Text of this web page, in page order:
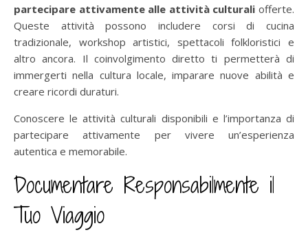
partecipare attivamente alle attività culturali offerte.
Queste attività possono includere corsi di cucina
tradizionale, workshop artistici, spettacoli folkloristici e
altro ancora. Il coinvolgimento diretto ti permetterà di
immergerti nella cultura locale, imparare nuove abilità e
creare ricordi duraturi.
Conoscere le attività culturali disponibili e l’importanza di
partecipare attivamente per vivere un’esperienza
autentica e memorabile.
Documentare Responsabilmente il
Tuo Viaggio